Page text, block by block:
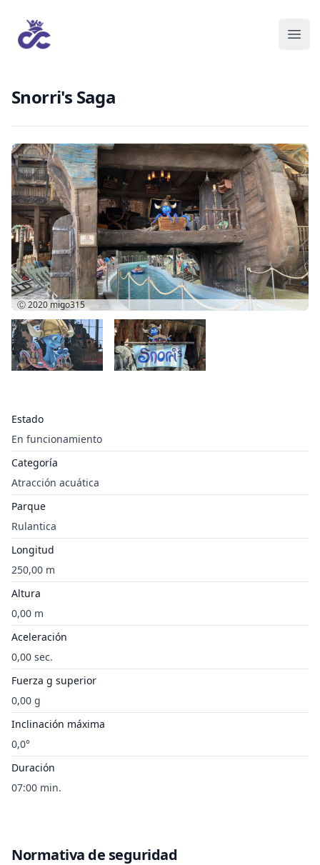
Snorri's Saga
Estado
En funcionamiento
Categoría
Atracción acuática
Parque
Rulantica
Longitud
250,00 m
Altura
0,00 m
Aceleración
0,00 sec.
Fuerza g superior
0,00 g
Inclinación máxima
0,0°
Duración
07:00 min.
Ⓒ 2020migo315
Normativa de seguridad